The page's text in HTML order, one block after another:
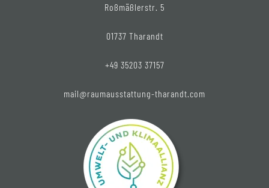
Roßmäßlerstr. 5
01737 Tharandt
+49 35203 37157
mail@raumausstattung-tharandt.com